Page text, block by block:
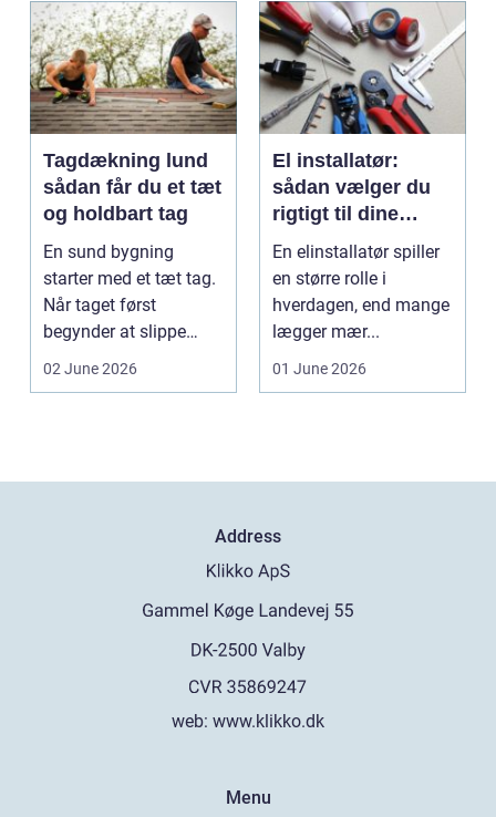
Tagdækning lund
sådan får du et tæt
og holdbart tag
En sund bygning
starter med et tæt tag.
Når taget først
begynder at slippe
vand ind, kan skaderne
02 June 2026
El installatør:
sådan vælger du
rigtigt til dine
elinstallationer
En elinstallatør spiller
en større rolle i
hverdagen, end mange
lægger mær...
01 June 2026
Address
web: www.klikko.dk
Menu